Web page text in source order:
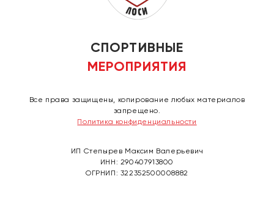
СПОРТИВНЫЕ
МЕРОПРИЯТИЯ
Все права защищены, копирование любых материалов
запрещено.
Политика конфиденциальности
ИП Степырев Максим Валерьевич
ИНН: 290407913800
ОГРНИП: 322352500008882